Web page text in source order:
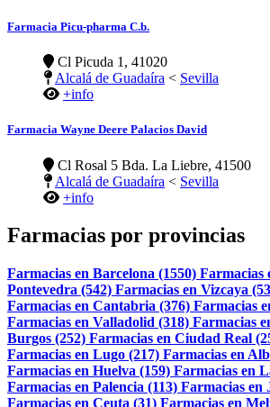
Farmacia Picu-pharma C.b.
Cl Picuda 1, 41020
Alcalá de Guadaíra < Sevilla
+info
Farmacia Wayne Deere Palacios David
Cl Rosal 5 Bda. La Liebre, 41500
Alcalá de Guadaíra < Sevilla
+info
Farmacias por provincias
Farmacias en Barcelona (1550) Farmacias
Pontevedra (542) Farmacias en Vizcaya
Farmacias en Cantabria (376) Farmacias
Farmacias en Valladolid (318) Farmacias
Burgos (252) Farmacias en Ciudad Real
Farmacias en Lugo (217) Farmacias en
Farmacias en Huelva (159) Farmacias en
Farmacias en Palencia (113) Farmacias en
Farmacias en Ceuta (31) Farmacias en